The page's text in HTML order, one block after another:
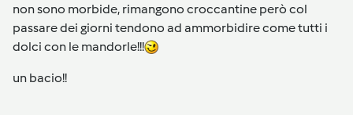
non sono morbide, rimangono croccantine però col
passare dei giorni tendono ad ammorbidire come tutti i
dolci con le mandorle!!!
un bacio!!